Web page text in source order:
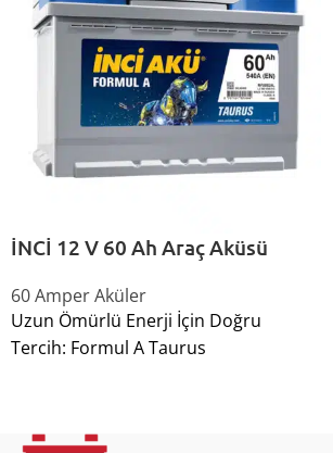
İNCİ 12 V 60 Ah Araç Aküsü
60 Amper Aküler
Uzun Ömürlü Enerji İçin Doğru
Tercih: Formul A Taurus